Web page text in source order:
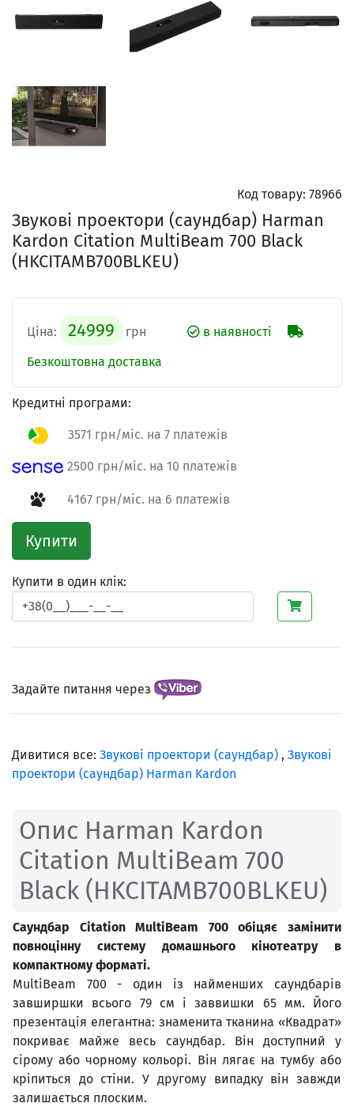
Код товару: 78966
Звукові проектори (саундбар) Harman
Kardon Citation MultiBeam 700 Black
(HKCITAMB700BLKEU)
Ціна: 24999 грн
в наявності
Безкоштовна доставка
Кредитні програми:
3571 грн/міс. на 7 платежів
2500 грн/міс. на 10 платежів
4167 грн/міс. на 6 платежів
Купити
Купити в один клік:
Задайте питання через
Дивитися все: Звукові проектори (саундбар) , Звукові
проектори (саундбар) Harman Kardon
Опис Harman Kardon
Citation MultiBeam 700
Black (HKCITAMB700BLKEU)
Саундбар Citation MultiBeam 700 обіцяє замінити
повноцінну систему домашнього кінотеатру в
компактному форматі.
MultiBeam 700 - один із найменших саундбарів
завширшки всього 79 см і заввишки 65 мм. Його
презентація елегантна: знаменита тканина «Квадрат»
покриває майже весь саундбар. Він доступний у
сірому або чорному кольорі. Він лягає на тумбу або
кріпиться до стіни. У другому випадку він завжди
залишається плоским.